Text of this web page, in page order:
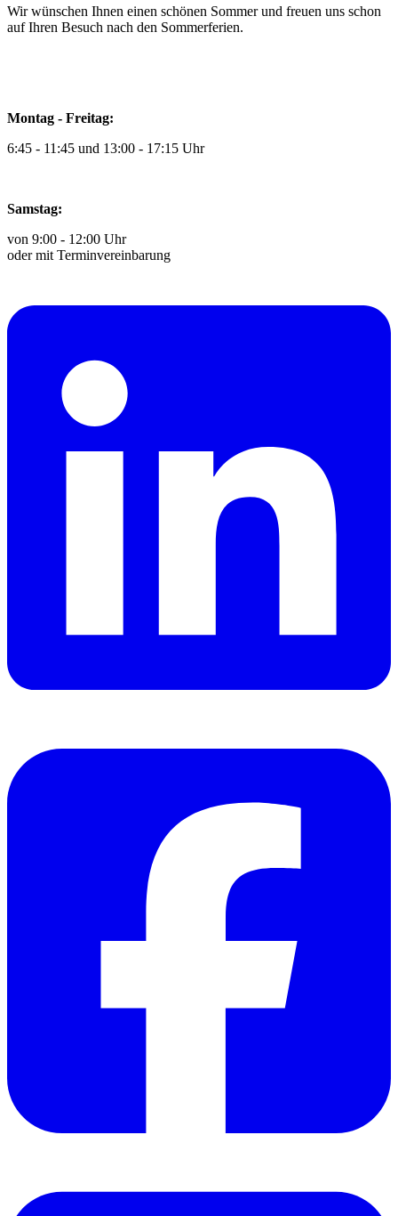
Wir wünschen Ihnen einen schönen Sommer und freuen uns schon
auf Ihren Besuch nach den Sommerferien.
Montag - Freitag:
6:45 - 11:45 und 13:00 - 17:15 Uhr
Samstag:
von 9:00 - 12:00 Uhr
oder mit Terminvereinbarung